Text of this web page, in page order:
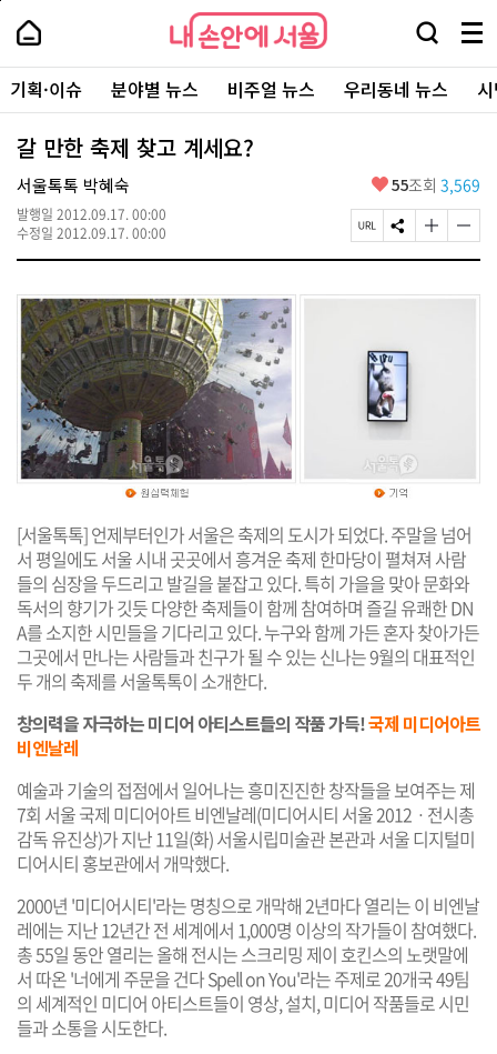
본
로
가
기
내
손
안
에
서
울
-
서
울
시
대
표
소
포
털
내
손
에
서
울
검
창
열
기
메
뉴
전
체
보
주
요
서
기획·이슈 분야별 뉴스 비주얼 뉴스 우리동네 뉴스
갈 만한 축제 찾고 계세요?
서울톡톡 박혜숙
발행일 2012.09.17. 00:00
수정일 2012.09.17. 00:00
좋
요
55조회 3,569
페
이
U
복
사
S
N
공
기
글
자
기
글
자
기
[서울톡톡] 언제부터인가 서울은 축제의 도시가 되었다. 주말을 넘어
서 평일에도 서울 시내 곳곳에서 흥겨운 축제 한마당이 펼쳐져 사람
들의 심장을 두드리고 발길을 붙잡고 있다. 특히 가을을 맞아 문화와
독서의 향기가 깃듯 다양한 축제들이 함께 참여하며 즐길 유쾌한 DN
A를 소지한 시민들을 기다리고 있다. 누구와 함께 가든 혼자 찾아가든
그곳에서 만나는 사람들과 친구가 될 수 있는 신나는 9월의 대표적인
두 개의 축제를 서울톡톡이 소개한다.
창의력을 자극하는 미디어 아티스트들의 작품 가득!국제 미디어아트
비엔날레
예술과 기술의 접점에서 일어나는 흥미진진한 창작들을 보여주는 제
7회 서울 국제 미디어아트 비엔날레(미디어시티 서울 2012ㆍ전시총
감독 유진상)가 지난 11일(화) 서울시립미술관 본관과 서울 디지털미
디어시티 홍보관에서 개막했다.
2000년 '미디어시티'라는 명칭으로 개막해 2년마다 열리는 이 비엔날
레에는 지난 12년간 전 세계에서 1,000명 이상의 작가들이 참여했다.
총 55일 동안 열리는 올해 전시는 스크리밍 제이 호킨스의 노랫말에
서 따온 '너에게 주문을 건다 Spell on You'라는 주제로 20개국 49팀
의 세계적인 미디어 아티스트들이 영상, 설치, 미디어 작품들로 시민
들과 소통을 시도한다.
페
상
단
으
로